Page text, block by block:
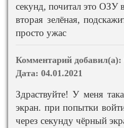
секунд, почитал это ОЗУ
вторая зелёная,
просто ужас
Комментарий добавил(а):
Дата: 04.01.2021
Здраствуйте! У меня
экран. при попытки
через секунду чёрный